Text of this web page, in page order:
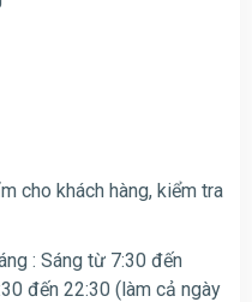
cho khách hàng, kiểm tra
: Sáng từ 7:30 đến
đến 22:30 (làm cả ngày